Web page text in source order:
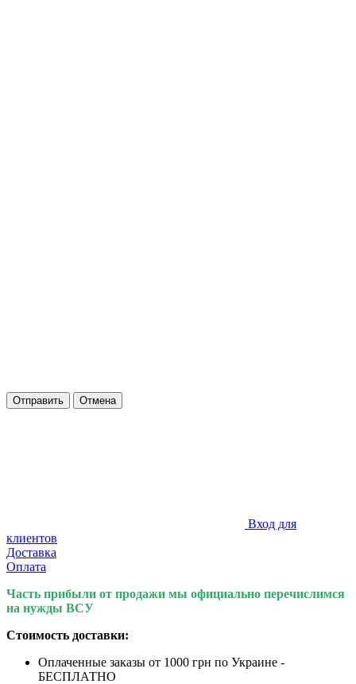
Отправить Отмена
Вход для
клиентов
Доставка
Оплата
Часть прибыли от продажи мы официально перечислимся
на нужды ВСУ
Стоимость доставки:
Оплаченные заказы от 1000 грн по Украине -
БЕСПЛАТНО